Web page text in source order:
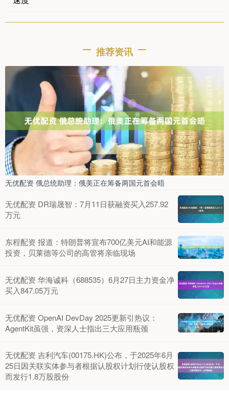
推荐资讯
无优配资 俄总统助理：俄美正在筹备两国元首会晤
无优配资 DR瑞晟智：7月11日获融资买入257.92
万元
东程配资 报道：特朗普将宣布700亿美元AI和能源
投资，贝莱德等公司的高管将亲临现场
无优配资 华海诚科（688535）6月27日主力资金净
买入847.05万元
无优配资 OpenAI DevDay 2025更新引热议：
AgentKit虽强，资深人士指出三大应用瓶颈
无优配资 吉利汽车(00175.HK)公布，于2025年6月
25日因关联实体参与者根据认股权计划行使认股权
而发行1.8万股股份